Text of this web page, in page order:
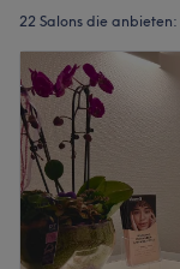
22 Salons die anbieten: